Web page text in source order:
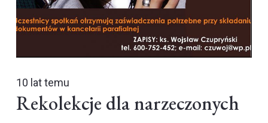
10 lat temu
Rekolekcje dla narzeczonych